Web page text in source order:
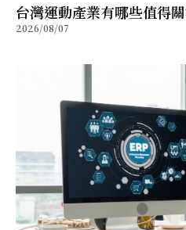
台灣運動產業有哪些值得
2026/08/07